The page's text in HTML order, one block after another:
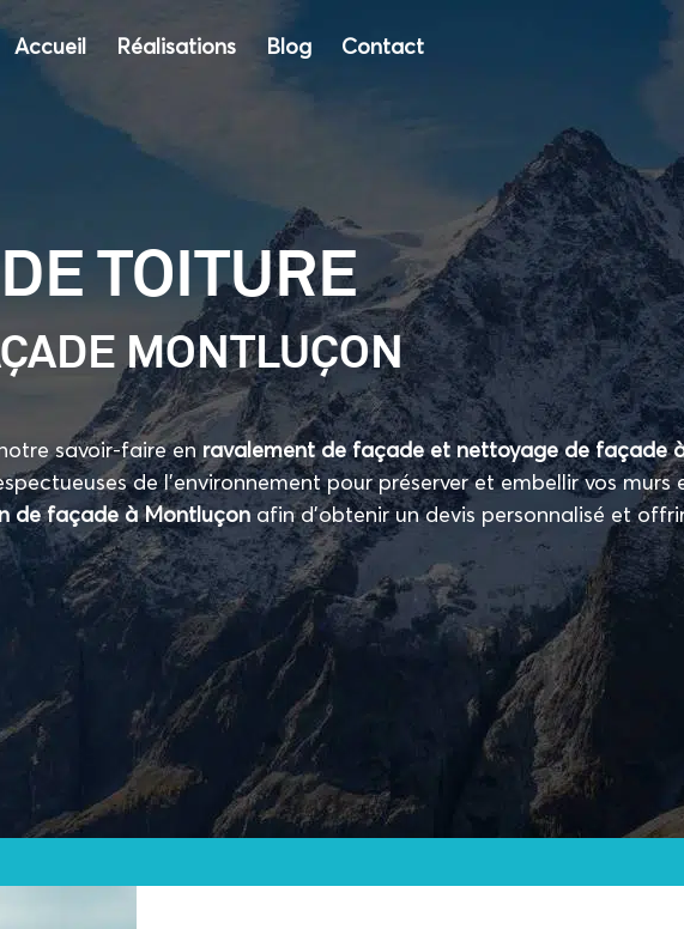
Accueil Réalisations Blog Contact
TOITURE
MONTLUÇON
savoir-faire enravalement de façade et nettoyage de façade
de l’environnement pour préserver et embellir vos murs
de façade à Montluçonafin d’obtenir un devis personnalisé et